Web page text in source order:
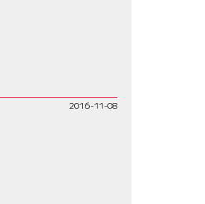
2016-11-08